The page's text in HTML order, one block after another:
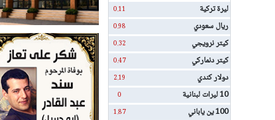
ليرة تركية 0.11
ريال سعودي 0.98
كيتر نرويجي 0.32
كيتر دنماركي 0.47
دولار كندي 2.19
10 ليرات لبنانية 0
100 ين ياباني 1.87